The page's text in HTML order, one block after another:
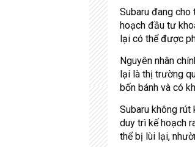
Subaru đang
hoạch đầu tư
lại có thể được
Nguyên nhân
lại là thị trường
bốn bánh và có
Subaru không
duy trì kế hoạch
thể bị lùi lại,